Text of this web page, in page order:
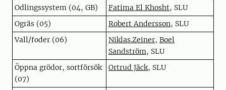
Odlingssystem (04, GB)
Fatima El Khosht, SLU
Ogräs (05)
Robert Andersson, SLU
Vall/foder (06)
Niklas.Zeiner, Boel
Sandström, SLU
Öppna grödor, sortförsök
(07)
Ortrud Jäck, SLU